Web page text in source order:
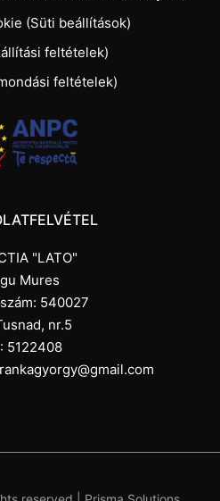
(Süti beállítások)
feltételek)
feltételek)
"LATO"
Mures
540027
nr.5
5122408